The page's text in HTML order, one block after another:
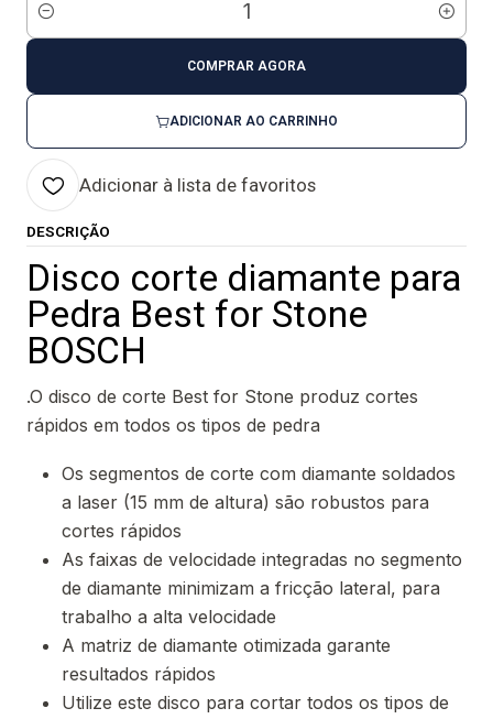
Quantidade
ADICIONAR AO CARRINHO
COMPRAR AGORA
Adicionar à lista de favoritos
DESCRIÇÃO
Disco corte diamante para
Pedra Best for Stone
BOSCH
.O disco de corte Best for Stone produz cortes
rápidos em todos os tipos de pedra
Os segmentos de corte com diamante soldados
a laser (15 mm de altura) são robustos para
cortes rápidos
As faixas de velocidade integradas no segmento
de diamante minimizam a fricção lateral, para
trabalho a alta velocidade
A matriz de diamante otimizada garante
resultados rápidos
Utilize este disco para cortar todos os tipos de